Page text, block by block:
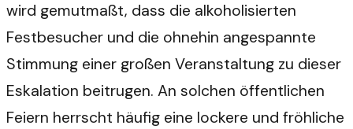
wird gemutmaßt, dass die alkoholisierten
Festbesucher und die ohnehin angespannte
Stimmung einer großen Veranstaltung zu dieser
Eskalation beitrugen. An solchen öffentlichen
Feiern herrscht häufig eine lockere und fröhliche